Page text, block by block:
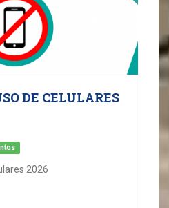
DE CELULARES
2026